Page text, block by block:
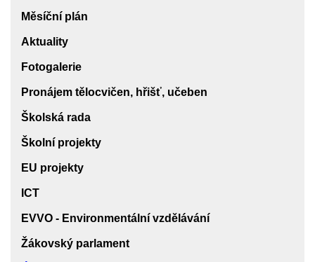
Měsíční plán
Aktuality
Fotogalerie
Pronájem tělocvičen, hřišť, učeben
Školská rada
Školní projekty
EU projekty
ICT
EVVO - Environmentální vzdělávání
Žákovský parlament